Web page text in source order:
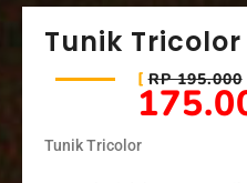
Tunik Tricolor
RP 195.000
Tunik Tricolor